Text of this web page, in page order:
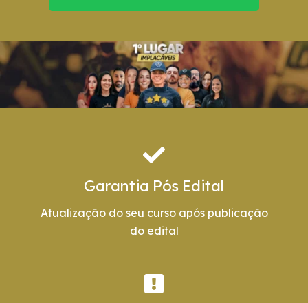
Garantia Pós Edital
Atualização do seu curso após publicação
do edital